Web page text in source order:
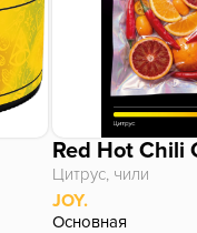
Red Hot Chili
Цитрус, чили
JOY.
Основная